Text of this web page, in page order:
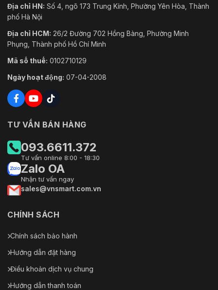
Địa chỉ HN: Số 4, ngõ 173 Trung Kính, Phường Yên Hòa, Thành
phố Hà Nội
Địa chỉ HCM: 26/2 Đường 702 Hồng Bàng, Phường Minh
Phụng, Thành phố Hồ Chí Minh
Mã số thuế: 0102710129
Ngày hoạt động: 07-04-2008
TƯ VẤN BÁN HÀNG
093.6611.372
Tư vấn online 8:00 - 18:30
Zalo OA
Nhận tư vấn ngay
sales@vnsmart.com.vn
CHÍNH SÁCH
Chính sách bảo hành
Hướng dẫn đặt hàng
Điều khoản dịch vụ chung
Hướng dẫn thanh toán